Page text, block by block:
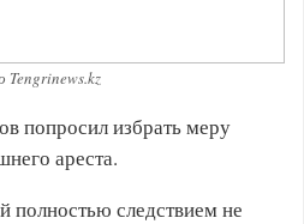
Tengrinews.kz
попросил избрать меру
ареста.
полностью следствием не